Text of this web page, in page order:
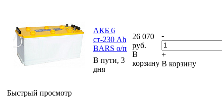
Быстрый просмотр
АКБ 6
ст-230 Ah
BARS о/п
В пути, 3
дня
26 070
руб.
В
корзину
-
+
В корзину